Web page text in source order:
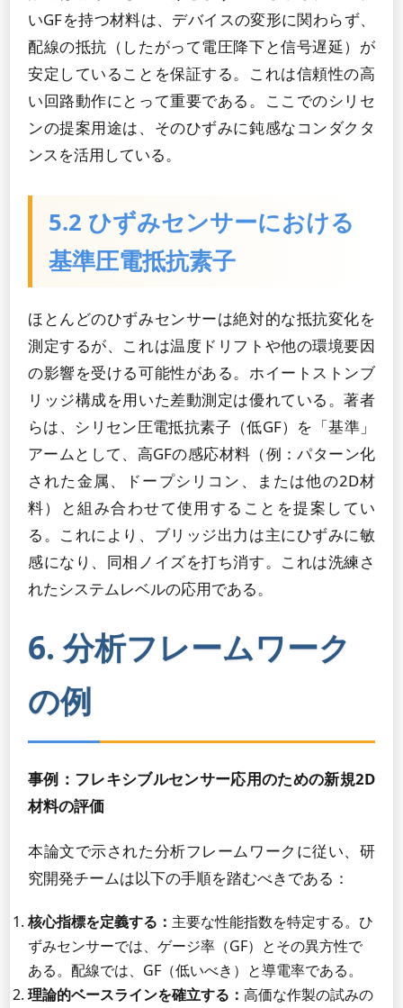
いGFを持つ材料は、デバイスの変形に関わらず、
配線の抵抗（したがって電圧降下と信号遅延）が
安定していることを保証する。これは信頼性の高
い回路動作にとって重要である。ここでのシリセ
ンの提案用途は、そのひずみに鈍感なコンダクタ
ンスを活用している。
5.2 ひずみセンサーにおける
基準圧電抵抗素子
ほとんどのひずみセンサーは絶対的な抵抗変化を
測定するが、これは温度ドリフトや他の環境要因
の影響を受ける可能性がある。ホイートストンブ
リッジ構成を用いた差動測定は優れている。著者
らは、シリセン圧電抵抗素子（低GF）を「基準」
アームとして、高GFの感応材料（例：パターン化
された金属、ドープシリコン、または他の2D材
料）と組み合わせて使用することを提案してい
る。これにより、ブリッジ出力は主にひずみに敏
感になり、同相ノイズを打ち消す。これは洗練さ
れたシステムレベルの応用である。
6. 分析フレームワーク
の例
事例：フレキシブルセンサー応用のための新規2D
材料の評価
本論文で示された分析フレームワークに従い、研
究開発チームは以下の手順を踏むべきである：
核心指標を定義する： 主要な性能指数を特定する。ひ
ずみセンサーでは、ゲージ率（GF）とその異方性で
ある。配線では、GF（低いべき）と導電率である。
理論的ベースラインを確立する： 高価な作製の試みの